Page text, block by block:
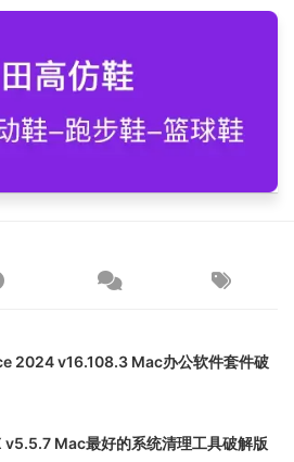
2024 v16.108.3 Mac办公软件套件破
Mac最好的系统清理工具破解版